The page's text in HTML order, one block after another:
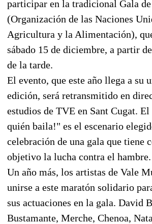
participar en la tradicional Gala
(Organización de las Naciones
Agricultura y la Alimentación),
sábado 15 de diciembre, a partir
de la tarde.
El evento, que este año llega a su
edición, será retransmitido en
estudios de TVE en Sant Cugat.
quién baila!" es el escenario
celebración de una gala que tiene
objetivo la lucha contra el hambre.
Un año más, los artistas de Vale
unirse a este maratón solidario
sus actuaciones en la gala. David
Bustamante, Merche, Chenoa,